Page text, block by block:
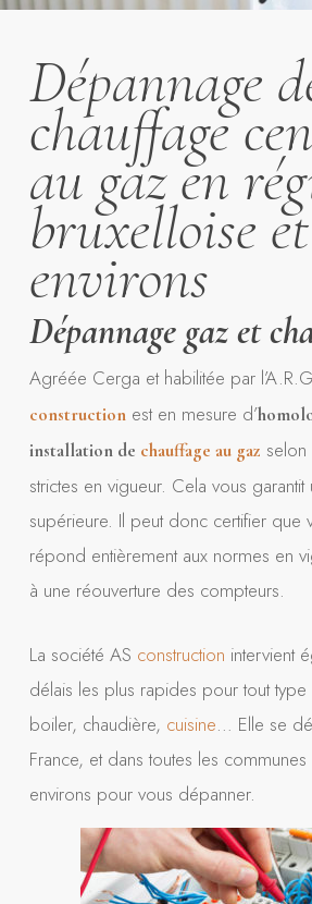
Dépannage
chauffage
au gaz en
bruxelloise
environs
Dépannage gaz et
Agréée Cerga et habilitée par
constructionest en mesure d’
installation de chauffage au gaz
strictes en vigueur. Cela vous
supérieure. Il peut donc certifier que
répond entièrement aux normes en
à une réouverture des compteurs.
La société AS construction intervient
délais les plus rapides pour tout
boiler, chaudière, cuisine… Elle se
France, et dans toutes les
environs pour vous dépanner.